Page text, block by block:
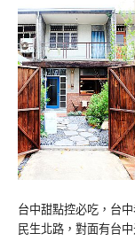
台中甜點控必吃，台
民生北路，對面有台